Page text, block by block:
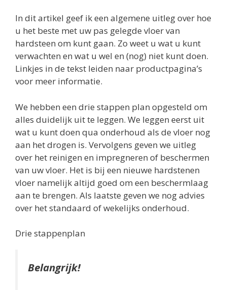
In dit artikel geef ik een algemene uitleg over hoe
u het beste met uw pas gelegde vloer van
hardsteen om kunt gaan. Zo weet u wat u kunt
verwachten en wat u wel en (nog) niet kunt doen.
Linkjes in de tekst leiden naar productpagina’s
voor meer informatie.
We hebben een drie stappen plan opgesteld om
alles duidelijk uit te leggen. We leggen eerst uit
wat u kunt doen qua onderhoud als de vloer nog
aan het drogen is. Vervolgens geven we uitleg
over het reinigen en impregneren of beschermen
van uw vloer. Het is bij een nieuwe hardstenen
vloer namelijk altijd goed om een beschermlaag
aan te brengen. Als laatste geven we nog advies
over het standaard of wekelijks onderhoud.
Drie stappenplan
Belangrijk!